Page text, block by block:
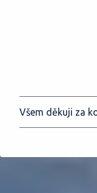
O
k
e
Všem děkuji za